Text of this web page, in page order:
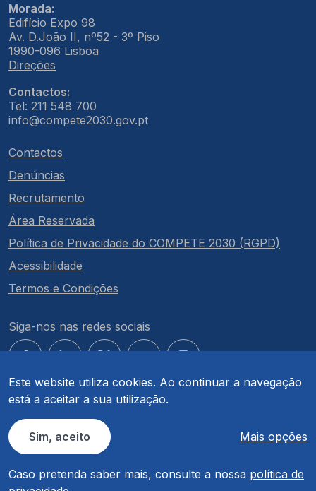
Este website utiliza cookies. Ao continuar a navegação
está a aceitar a sua utilização.
Sim, aceito Mais opções
Caso pretenda saber mais, consulte a nossa política de
Morada:
Edifício Expo 98
Av. D.João II, nº52 - 3º Piso
1990-096 Lisboa
Direções
Contactos:
Tel: 211 548 700
info@compete2030.gov.pt
Contactos
Denúncias
Recrutamento
Área Reservada
Política de Privacidade do COMPETE 2030 (RGPD)
Acessibilidade
Termos e Condições
Siga-nos nas redes sociais
© COMPETE 2030. Todos os direitos reservados.